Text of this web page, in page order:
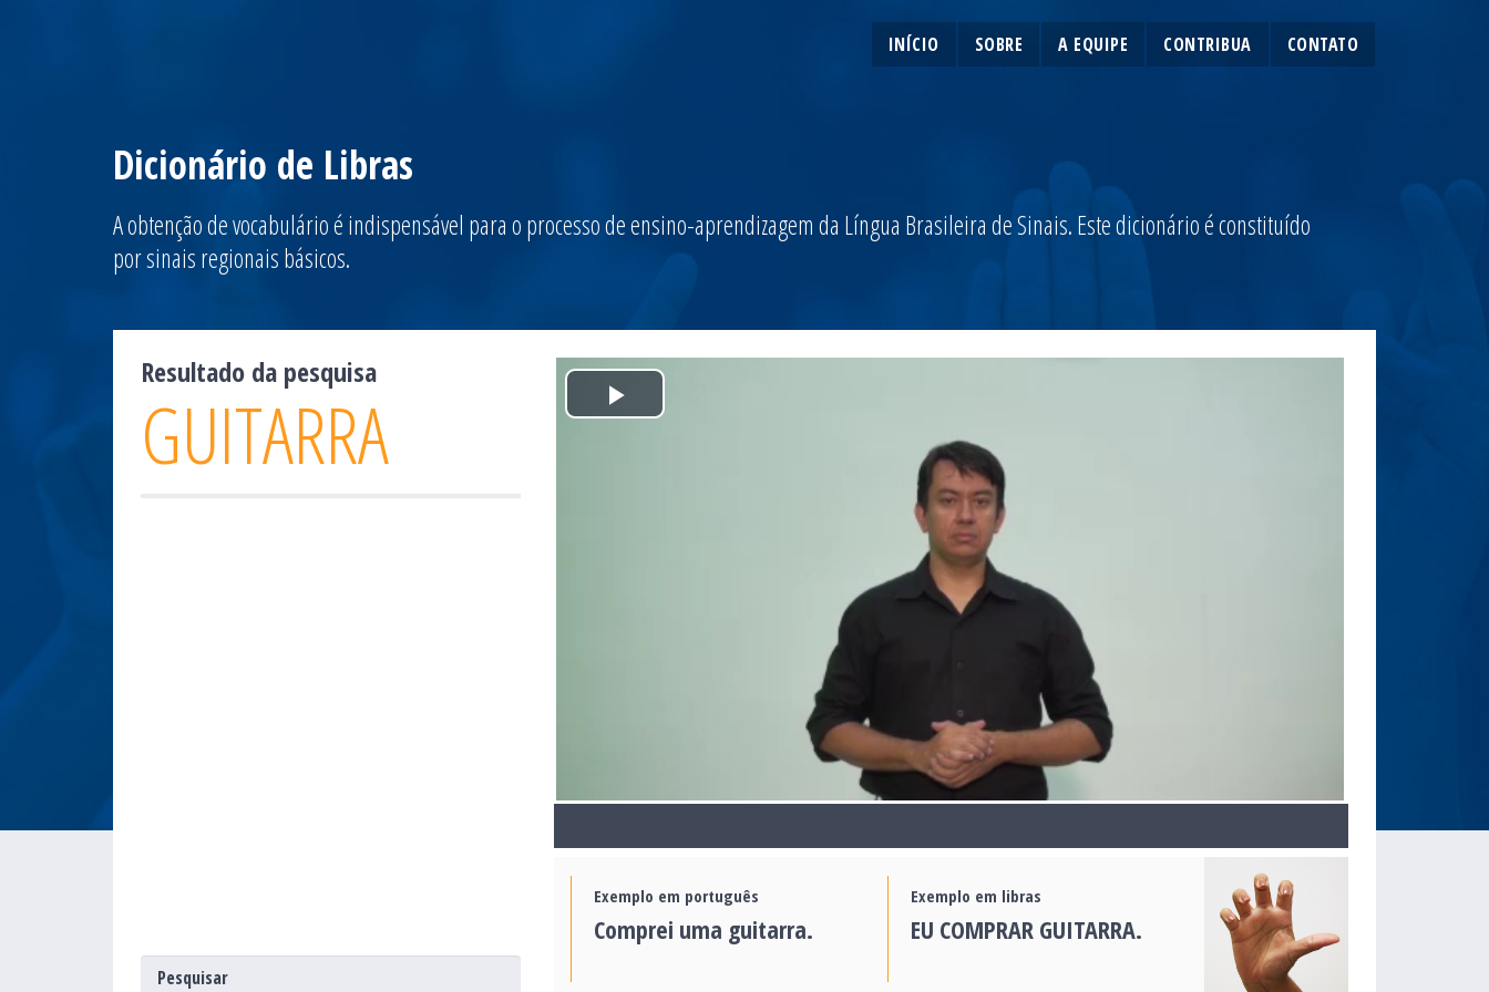
INÍCIO SOBRE A EQUIPE CONTRIBUA CONTATO
Dicionário de Libras
A obtenção de vocabulário é indispensável para o processo de ensino-aprendizagem da Língua Brasileira de Sinais. Este dicionário é constituído
por sinais regionais básicos.
Play
Exemplo em português
Comprei uma guitarra.
Exemplo em libras
EU COMPRAR GUITARRA.
Resultado da pesquisa
GUITARRA